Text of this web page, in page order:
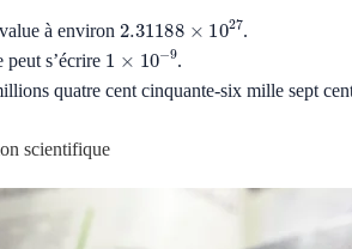
à environ 2.31188 1027.
s’écrire 1 10−9.
quatre cent cinquante-six mille sept
scientifique